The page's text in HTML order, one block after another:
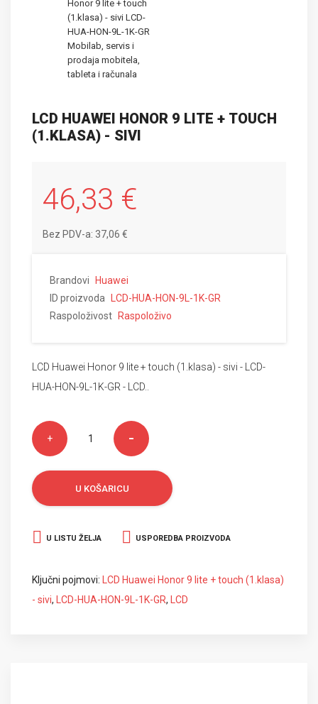
LCD HUAWEI HONOR 9 LITE + TOUCH
(1.KLASA) - SIVI
46,33 €
Bez PDV-a: 37,06 €
Brandovi
Huawei
ID proizvoda
LCD-HUA-HON-9L-1K-GR
Raspoloživost
Raspoloživo
LCD Huawei Honor 9 lite + touch (1.klasa) - sivi - LCD-
HUA-HON-9L-1K-GR - LCD..
U KOŠARICU
U LISTU ŽELJA USPOREDBA PROIZVODA
Ključni pojmovi:
LCD Huawei Honor 9 lite + touch (1.klasa)
- sivi, LCD-HUA-HON-9L-1K-GR, LCD